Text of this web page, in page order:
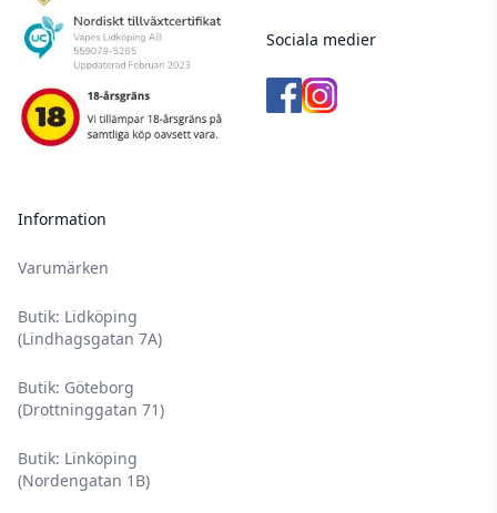
Information
Varumärken
Butik: Lidköping
(Lindhagsgatan 7A)
Butik: Göteborg
(Drottninggatan 71)
Butik: Linköping
(Nordengatan 1B)
Sociala medier